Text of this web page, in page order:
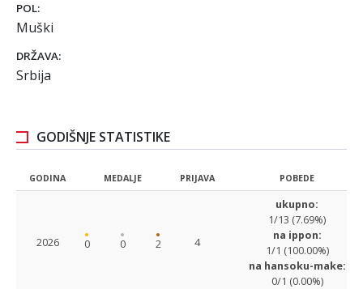
POL:
Muški
DRŽAVA:
Srbija
GODIŠNJE STATISTIKE
GODINA MEDALJE PRIJAVA POBEDE
2026 0 0 2 4
ukupno:
1/13 (7.69%)
na ippon:
1/1 (100.00%)
na hansoku-make:
0/1 (0.00%)